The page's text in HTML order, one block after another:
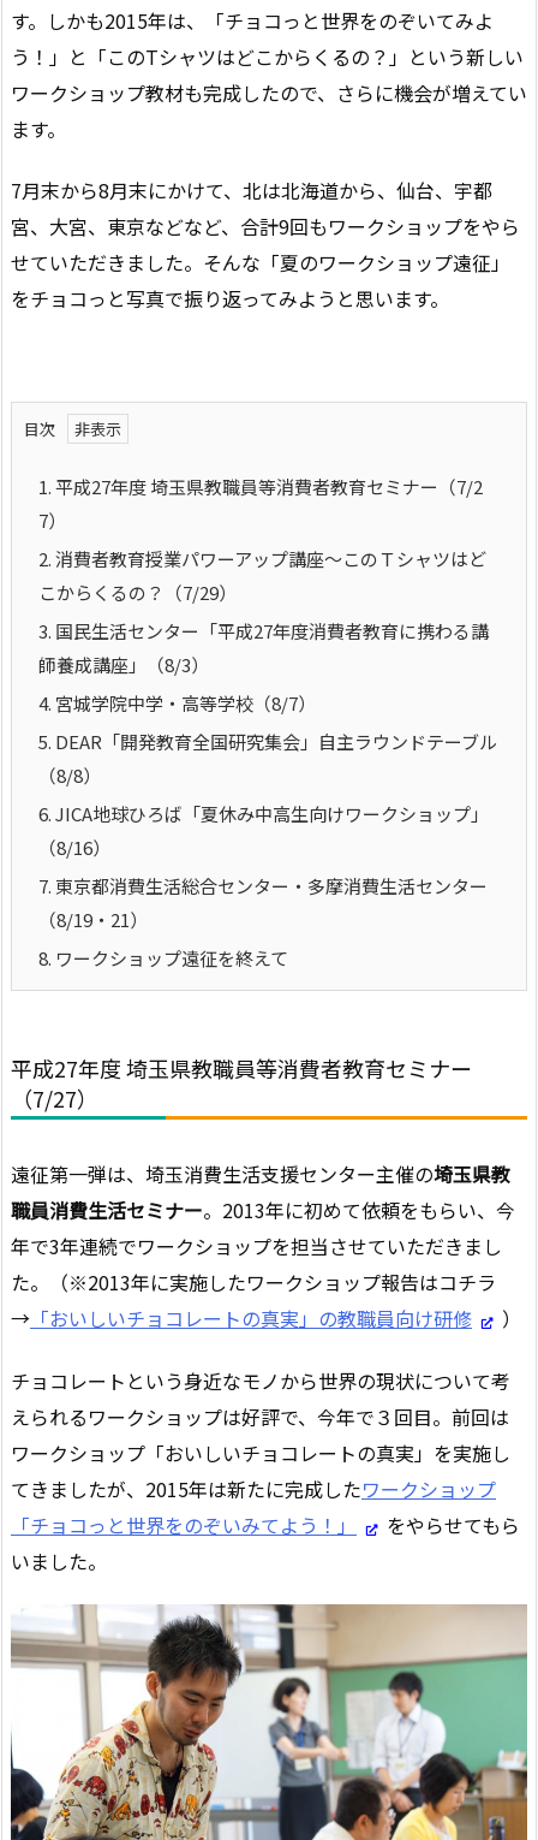
す。しかも2015年は、「チョコっと世界をのぞいてみよ
う！」と「このTシャツはどこからくるの？」という新しい
ワークショップ教材も完成したので、さらに機会が増えてい
ます。
7月末から8月末にかけて、北は北海道から、仙台、宇都
宮、大宮、東京などなど、合計9回もワークショップをやら
せていただきました。そんな「夏のワークショップ遠征」
をチョコっと写真で振り返ってみようと思います。
目次
1.平成27年度 埼玉県教職員等消費者教育セミナー（7/2
7）
2.消費者教育授業パワーアップ講座～このＴシャツはど
こからくるの？（7/29）
3. 国民生活センター「平成27年度消費者教育に携わる講
師養成講座」（8/3）
4. 宮城学院中学・高等学校（8/7）
5. DEAR「開発教育全国研究集会」自主ラウンドテーブル
（8/8）
6.JICA地球ひろば「夏休み中高生向けワークショップ」
（8/16）
7. 東京都消費生活総合センター・多摩消費生活センター
（8/19・21）
8. ワークショップ遠征を終えて
平成27年度 埼玉県教職員等消費者教育セミナー
（7/27）
遠征第一弾は、埼玉消費生活支援センター主催の埼玉県教
職員消費生活セミナー。2013年に初めて依頼をもらい、今
年で3年連続でワークショップを担当させていただきまし
た。（※2013年に実施したワークショップ報告はコチラ
→ 「おいしいチョコレートの真実」の教職員向け研修 ）
チョコレートという身近なモノから世界の現状について考
えられるワークショップは好評で、今年で３回目。前回は
ワークショップ「おいしいチョコレートの真実」を実施し
てきましたが、2015年は新たに完成したワークショップ
「チョコっと世界をのぞいみてよう！」
をやらせてもら
いました。